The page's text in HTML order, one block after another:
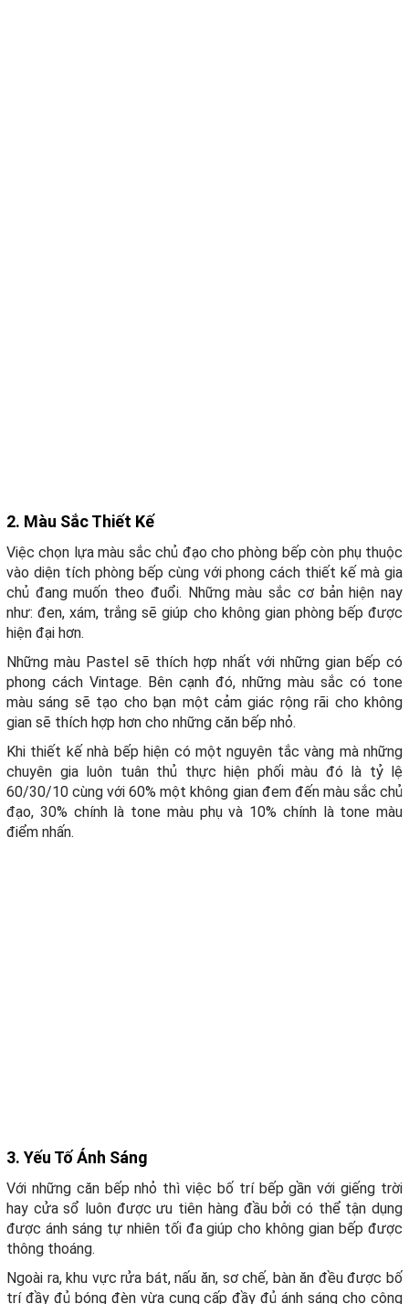
2. Màu Sắc Thiết Kế
Việc chọn lựa màu sắc chủ đạo cho phòng bếp còn phụ thuộc
vào diện tích phòng bếp cùng với phong cách thiết kế mà gia
chủ đang muốn theo đuổi. Những màu sắc cơ bản hiện nay
như: đen, xám, trắng sẽ giúp cho không gian phòng bếp được
hiện đại hơn.
Những màu Pastel sẽ thích hợp nhất với những gian bếp có
phong cách Vintage. Bên cạnh đó, những màu sắc có tone
màu sáng sẽ tạo cho bạn một cảm giác rộng rãi cho không
gian sẽ thích hợp hơn cho những căn bếp nhỏ.
Khi thiết kế nhà bếp hiện có một nguyên tắc vàng mà những
chuyên gia luôn tuân thủ thực hiện phối màu đó là tỷ lệ
60/30/10 cùng với 60% một không gian đem đến màu sắc chủ
đạo, 30% chính là tone màu phụ và 10% chính là tone màu
điểm nhấn.
3. Yếu Tố Ánh Sáng
Với những căn bếp nhỏ thì việc bố trí bếp gần với giếng trời
hay cửa sổ luôn được ưu tiên hàng đầu bởi có thể tận dụng
được ánh sáng tự nhiên tối đa giúp cho không gian bếp được
thông thoáng.
Ngoài ra, khu vực rửa bát, nấu ăn, sơ chế, bàn ăn đều được bố
trí đầy đủ bóng đèn vừa cung cấp đầy đủ ánh sáng cho công